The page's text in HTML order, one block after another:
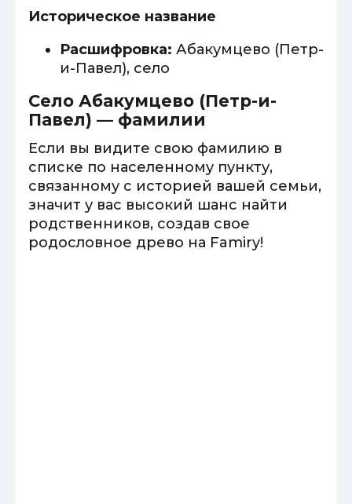
Историческое название
Расшифровка: Абакумцево (Петр-
и-Павел), село
Село Абакумцево (Петр-и-
Павел) — фамилии
Если вы видите свою фамилию в
списке по населенному пункту,
связанному с историей вашей семьи,
значит у вас высокий шанс найти
родственников, создав свое
родословное древо на Famiry!